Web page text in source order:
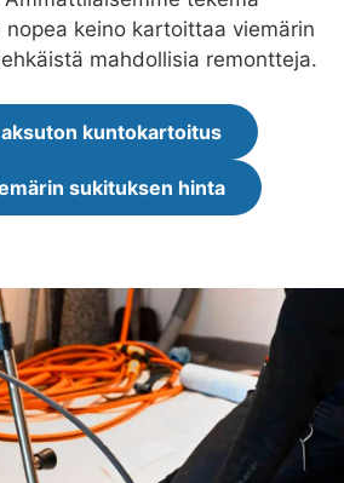
nopea keino kartoittaa viemärin
mahdollisia remontteja.
kuntokartoitus
sukituksen hinta